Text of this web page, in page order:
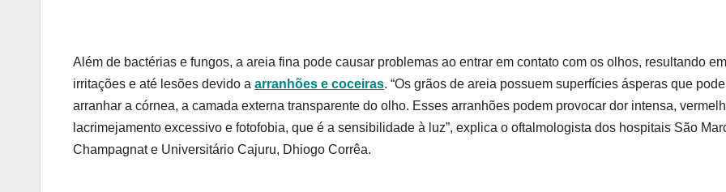
Além de bactérias e fungos, a areia fina pode causar problemas ao entrar em contato com os olhos, resultando em
irritações e até lesões devido a arranhões e coceiras. “Os grãos de areia possuem superfícies ásperas que
arranhar a córnea, a camada externa transparente do olho. Esses arranhões podem provocar dor intensa,
lacrimejamento excessivo e fotofobia, que é a sensibilidade à luz”, explica o oftalmologista dos hospitais São
Champagnat e Universitário Cajuru, Dhiogo Corrêa.